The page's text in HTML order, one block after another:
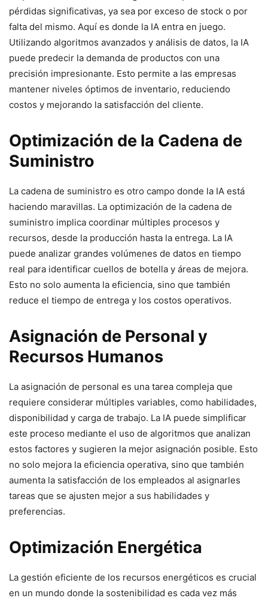
pérdidas significativas, ya sea por exceso de stock o por
falta del mismo. Aquí es donde la IA entra en juego.
Utilizando algoritmos avanzados y análisis de datos, la IA
puede predecir la demanda de productos con una
precisión impresionante. Esto permite a las empresas
mantener niveles óptimos de inventario, reduciendo
costos y mejorando la satisfacción del cliente.
Optimización de la Cadena de
Suministro
La cadena de suministro es otro campo donde la IA está
haciendo maravillas. La optimización de la cadena de
suministro implica coordinar múltiples procesos y
recursos, desde la producción hasta la entrega. La IA
puede analizar grandes volúmenes de datos en tiempo
real para identificar cuellos de botella y áreas de mejora.
Esto no solo aumenta la eficiencia, sino que también
reduce el tiempo de entrega y los costos operativos.
Asignación de Personal y
Recursos Humanos
La asignación de personal es una tarea compleja que
requiere considerar múltiples variables, como habilidades,
disponibilidad y carga de trabajo. La IA puede simplificar
este proceso mediante el uso de algoritmos que analizan
estos factores y sugieren la mejor asignación posible. Esto
no solo mejora la eficiencia operativa, sino que también
aumenta la satisfacción de los empleados al asignarles
tareas que se ajusten mejor a sus habilidades y
preferencias.
Optimización Energética
La gestión eficiente de los recursos energéticos es crucial
en un mundo donde la sostenibilidad es cada vez más